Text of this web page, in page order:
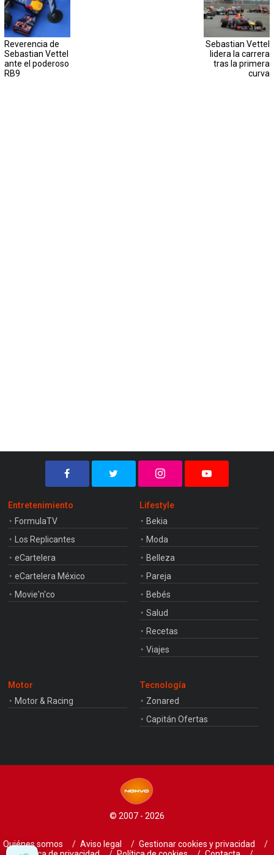
Reverencia de
Sebastian Vettel
ante el poderoso
RB9
Sebastian Vettel
lidera la carrera
tras la primera
curva
Entretenimiento
FormulaTV
Los Replicantes
eCartelera
eCartelera México
Movie'n'co
Lifestyle
Bekia
Moda
Belleza
Pareja
Bebés
Salud
Recetas
Viajes
Motor
Motor & Racing
Tecnología
Zonared
Capitán Ofertas
© 2007 - 2026
Quiénes somos Aviso legal
Gestionar cookies y privacidad